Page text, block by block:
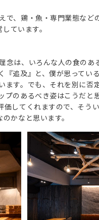
で、鶏・魚・専門業態など
ています。
念は、いろんな人の食のあ
『追及』と、僕が思ってい
ます。でも、それを別に否
プのあるべき姿はこうだと
してくれますので、そう
かなと思います。